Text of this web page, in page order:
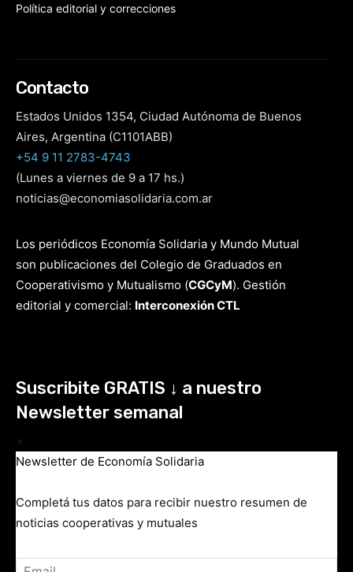
Política editorial y correcciones
Contacto
Estados Unidos 1354, Ciudad Autónoma de Buenos
Aires, Argentina (C1101ABB)
+54 9 11 2783-4743
(Lunes a viernes de 9 a 17 hs.)
noticias@economiasolidaria.com.ar
Los periódicos Economía Solidaria y Mundo Mutual
son publicaciones del Colegio de Graduados en
Cooperativismo y Mutualismo (CGCyM). Gestión
editorial y comercial: Interconexión CTL
Suscribite GRATIS ↓ a nuestro
Newsletter semanal
×
Newsletter de Economía Solidaria
Completá tus datos para recibir nuestro resumen de
noticias cooperativas y mutuales